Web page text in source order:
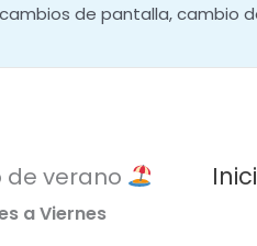
de pantalla, cambio
de verano
a Viernes